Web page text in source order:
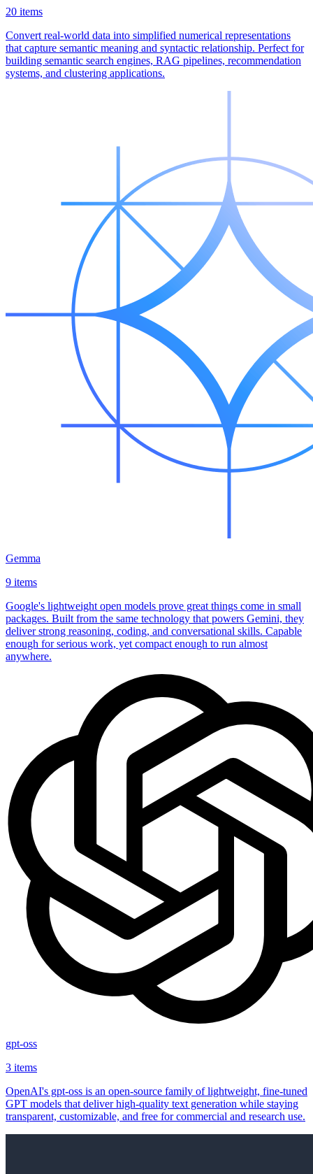
20 items
Convert real-world data into simplified numerical representations
that capture semantic meaning and syntactic relationship. Perfect for
building semantic search engines, RAG pipelines, recommendation
systems, and clustering applications.
Gemma
9 items
Google's lightweight open models prove great things come in small
packages. Built from the same technology that powers Gemini, they
deliver strong reasoning, coding, and conversational skills. Capable
enough for serious work, yet compact enough to run almost
anywhere.
gpt-oss
3 items
OpenAI's gpt-oss is an open‑source family of lightweight, fine‑tuned
GPT models that deliver high‑quality text generation while staying
transparent, customizable, and free for commercial and research use.